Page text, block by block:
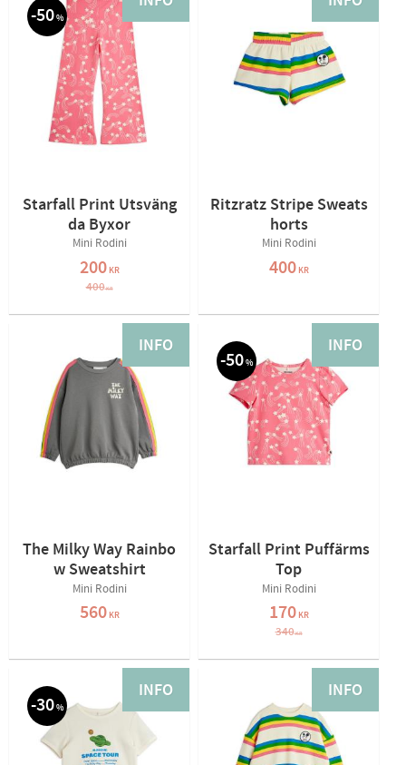
Starfall Print Utsväng
da Byxor
Mini Rodini
200KR
400KR
50%
Ritzratz Stripe Sweats
horts
Mini Rodini
400KR
The Milky Way Rainbo
w Sweatshirt
Mini Rodini
560KR
INFO
Starfall Print Puffärms
Top
Mini Rodini
170KR
340KR
50%
INFO
30%
INFO INFO